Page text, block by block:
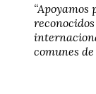
comunes